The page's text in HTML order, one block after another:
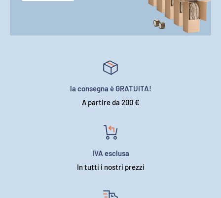
la consegna è GRATUITA!
A partire da 200 €
IVA esclusa
In tutti i nostri prezzi